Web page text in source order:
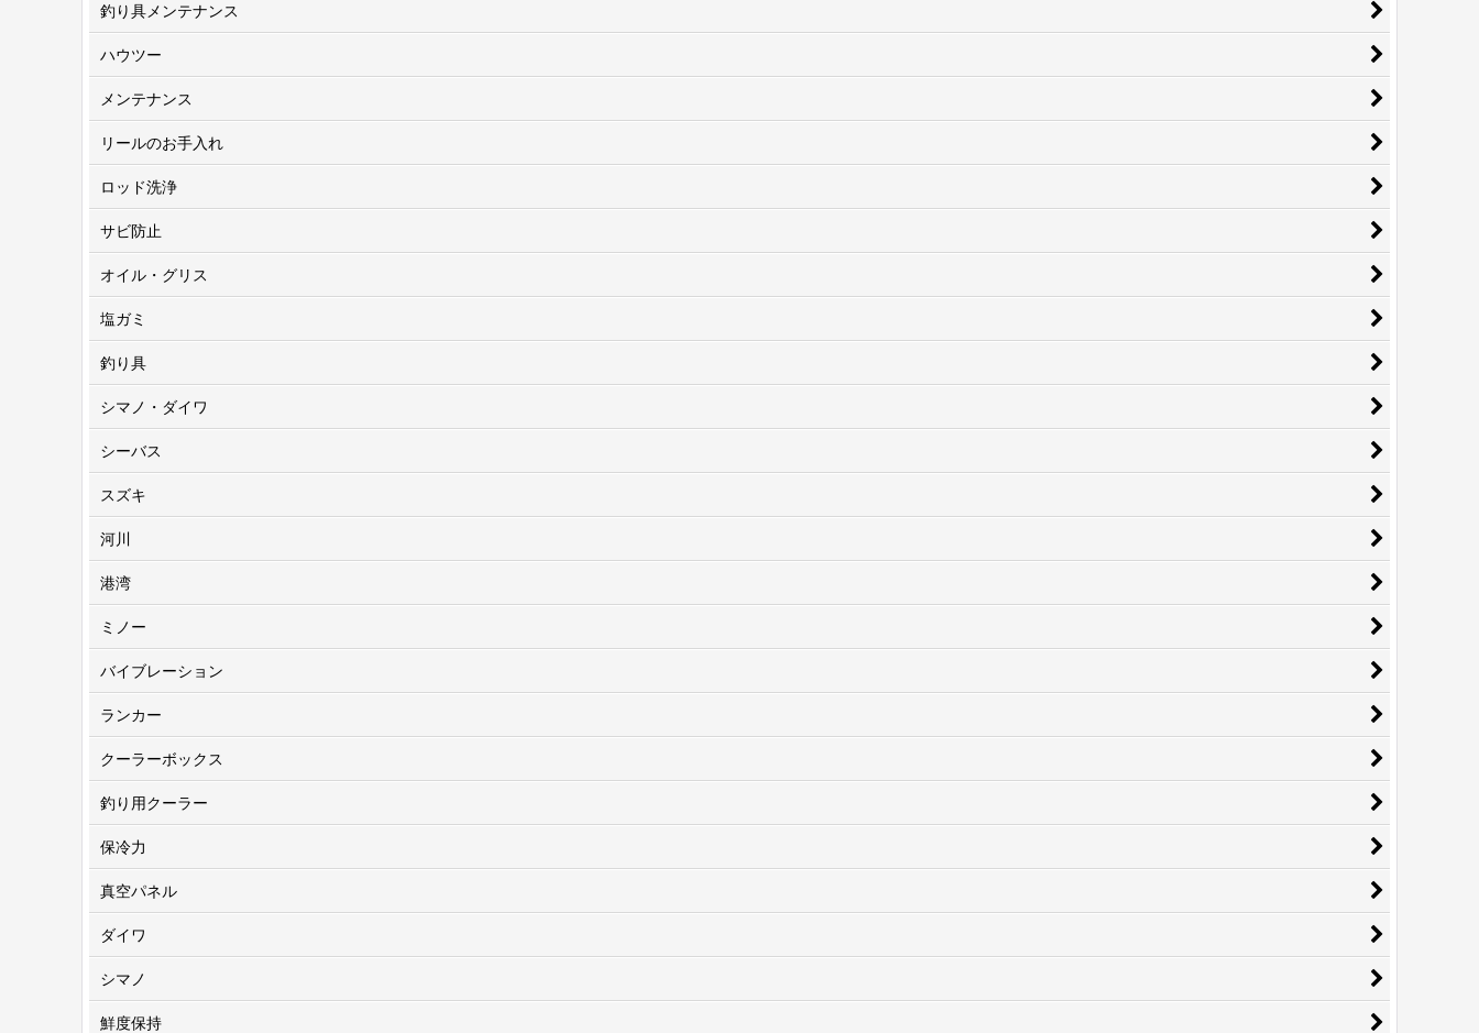
釣り具メンテナンス
ハウツー
メンテナンス
リールのお手入れ
ロッド洗浄
サビ防止
オイル・グリス
塩ガミ
釣り具
シマノ・ダイワ
シーバス
スズキ
河川
港湾
ミノー
バイブレーション
ランカー
クーラーボックス
釣り用クーラー
保冷力
真空パネル
ダイワ
シマノ
鮮度保持